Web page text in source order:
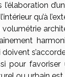
qu’à
pour